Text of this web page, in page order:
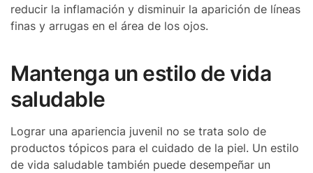
reducir la inflamación y disminuir la aparición de líneas
finas y arrugas en el área de los ojos.
Mantenga un estilo de vida
saludable
Lograr una apariencia juvenil no se trata solo de
productos tópicos para el cuidado de la piel. Un estilo
de vida saludable también puede desempeñar un